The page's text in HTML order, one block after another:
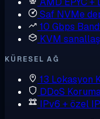
Saf NVMe
10 Gbps
KVM
KÜRESEL AĞ
13 Lokasyon
DDoS
IPv6 + özel